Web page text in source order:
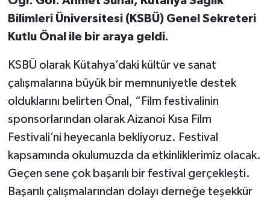
Bilimleri Üniversitesi (KSBÜ) Genel Sekreteri
Kutlu Önal ile bir araya geldi.
KSBÜ olarak Kütahya’daki kültür ve sanat
çalışmalarına büyük bir memnuniyetle destek
olduklarını belirten Önal, “Film festivalinin
sponsorlarından olarak Aizanoi Kısa Film
Festivali’ni heyecanla bekliyoruz. Festival
kapsamında okulumuzda da etkinliklerimiz olacak.
Geçen sene çok başarılı bir festival gerçekleşti.
Başarılı çalışmalarından dolayı derneğe teşekkür
Hisarcık
İlçeler
Köşe Yazıları
Kültür Sanat
Kütahya
Magazin